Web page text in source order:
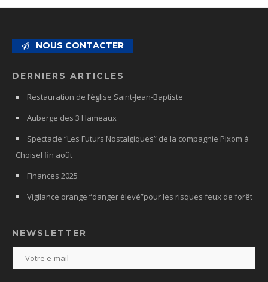
NOUS CONTACTER
DERNIERS ARTICLES
Restauration de l’église Saint-Jean-Baptiste
Auberge des 3 Hameaux
Spectacle “Les Futurs Nostalgiques” de la compagnie Pixom à
Choisel fin août
Finances 2025
Vigilance orange “danger élevé”pour les risques feux de forêt
NEWSLETTER